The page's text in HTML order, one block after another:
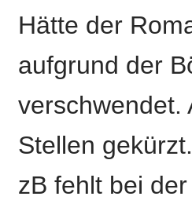
Hätte der
aufgrund der
verschwendet.
Stellen gekürzt.
zB fehlt bei